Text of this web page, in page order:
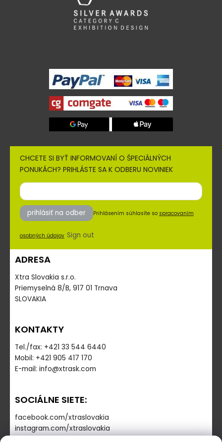
CHCETE SI BYŤ INFORMOVANÍ O ŠPECIÁLNÝCH
PONUKÁCH? PRIHLÁSTE SA K ODBERU NOVINIEK
prihlásiť na odber Prihlásením súhlasíte so spracovaním
osobných údajov Sign out
ADRESA
Xtra Slovakia s.r.o.
Priemyselná 8/B, 917 01 Trnava
SLOVAKIA
KONTAKTY
Tel./fax: +421 33 544 6440
Mobil: +421 905 417 170
E-mail: info@xtrask.com
SOCIÁLNE SIETE:
facebook.com/xtraslovakia
instagram.com/xtraslovakia